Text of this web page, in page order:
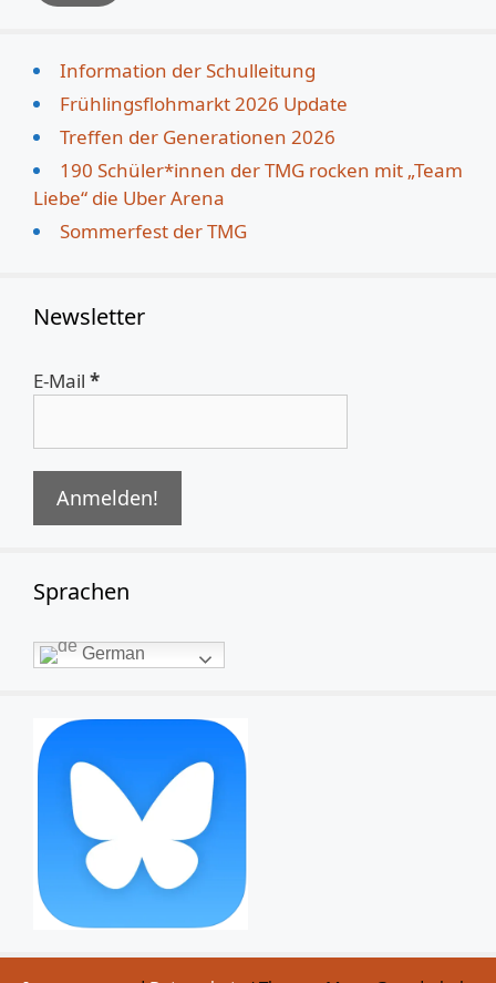
Information der Schulleitung
Frühlingsflohmarkt 2026 Update
Treffen der Generationen 2026
190 Schüler*innen der TMG rocken mit „Team
Liebe“ die Uber Arena
Sommerfest der TMG
Newsletter
E-Mail *
Sprachen
German